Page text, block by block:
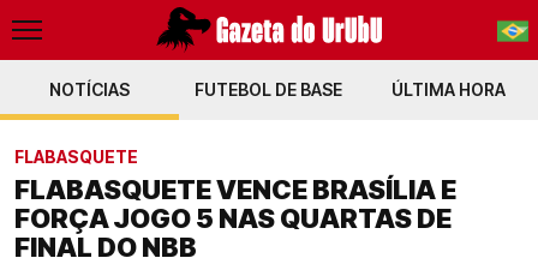
PT-BR
NOTÍCIAS FUTEBOL DE BASE ÚLTIMA HORA
FLABASQUETE
FLABASQUETE VENCE BRASÍLIA E
FORÇA JOGO 5 NAS QUARTAS DE
FINAL DO NBB